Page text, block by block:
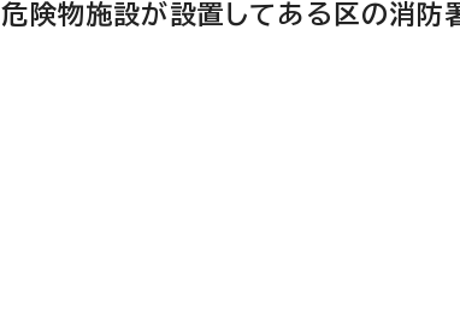
険物施設が設置してある区の消防